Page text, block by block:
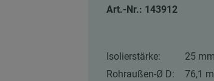
Art.-Nr.: 143912
Isolierstärke:
25 mm
Rohraußen-Ø D:
76,1